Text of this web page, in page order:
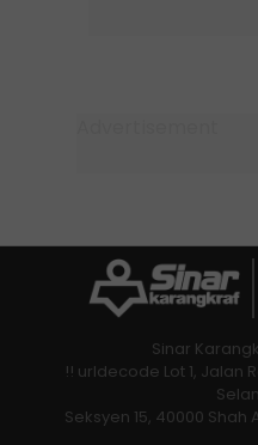
Sinar
!! urldecode Lot 1, Jalan
Seksyen 15, 40000